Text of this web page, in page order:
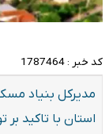
کد خبر : 1787464
استان با تاکید